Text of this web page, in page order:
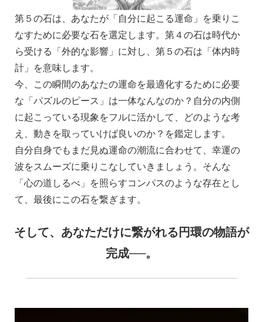
第５の石は、あなたが「自分に起こる運命」を乗りこ
なすために必要な石を選定します。第４の石は時代か
ら受ける「外的な影響」に対し、第５の石は「体内時
計」を意味します。
今、この瞬間のあなたの運命を最適化するために必要
な「パズルのピース」は一体なんなのか？自分の内側
に起こっている現象をフルに活かして、どのような考
え、動きを取っていけば良いのか？を鑑定します。
自分自身でもまだ見ぬ運命の潮流に合わせて、幸運の
波をスムーズに乗りこなしていきましょう。そんな
「心の道しるべ」を照らすコンパスのような存在とし
て、最後にこの石を繋ぎます。
そして、あなただけに繋がれる円環の物語が
完成──。